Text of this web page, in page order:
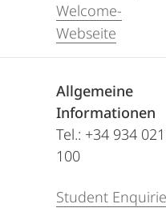
Welcome-
Webseite
Allgemeine
Informationen
Tel.: +34 934 021
100
Student